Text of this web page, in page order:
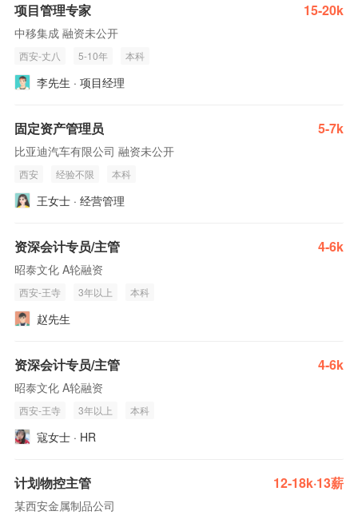
项目管理专家 15-20k
中移集成 融资未公开
西安-丈八 5-10年 本科
李先生 · 项目经理
固定资产管理员 5-7k
比亚迪汽车有限公司 融资未公开
西安 经验不限 本科
王女士 · 经营管理
资深会计专员/主管 4-6k
昭泰文化 A轮融资
西安-王寺 3年以上 本科
赵先生
资深会计专员/主管 4-6k
昭泰文化 A轮融资
西安-王寺 3年以上 本科
寇女士 · HR
计划物控主管 12-18k·13薪
某西安金属制品公司